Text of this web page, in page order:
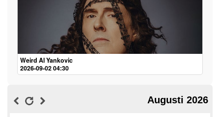
Weird Al Yankovic
2026-09-02 04:30
Augusti 2026